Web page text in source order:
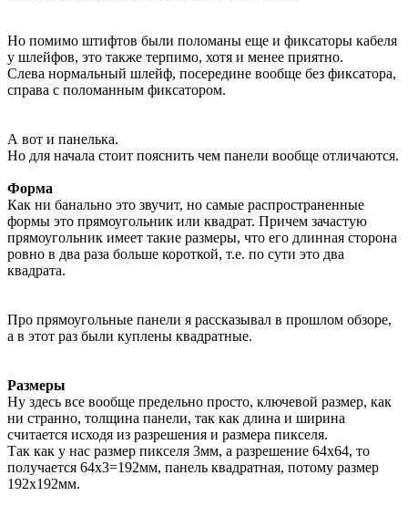
Но помимо штифтов были поломаны еще и фиксаторы кабеля
у шлейфов, это также терпимо, хотя и менее приятно.
Слева нормальный шлейф, посередине вообще без фиксатора,
справа с поломанным фиксатором.
А вот и панелька.
Но для начала стоит пояснить чем панели вообще отличаются.
Форма
Как ни банально это звучит, но самые распространенные
формы это прямоугольник или квадрат. Причем зачастую
прямоугольник имеет такие размеры, что его длинная сторона
ровно в два раза больше короткой, т.е. по сути это два
квадрата.
Про прямоугольные панели я рассказывал в прошлом обзоре,
а в этот раз были куплены квадратные.
Размеры
Ну здесь все вообще предельно просто, ключевой размер, как
ни странно, толщина панели, так как длина и ширина
считается исходя из разрешения и размера пикселя.
Так как у нас размер пикселя 3мм, а разрешение 64х64, то
получается 64х3=192мм, панель квадратная, потому размер
192х192мм.